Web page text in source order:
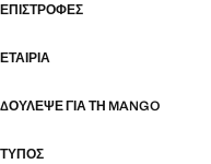
ΕΠΙΣΤΡΟΦΈΣ
ΕΤΑΙΡΊΑ
ΔΟΎΛΕΨΕ ΓΙΑ ΤΗ MANGO
ΤΎΠΟΣ